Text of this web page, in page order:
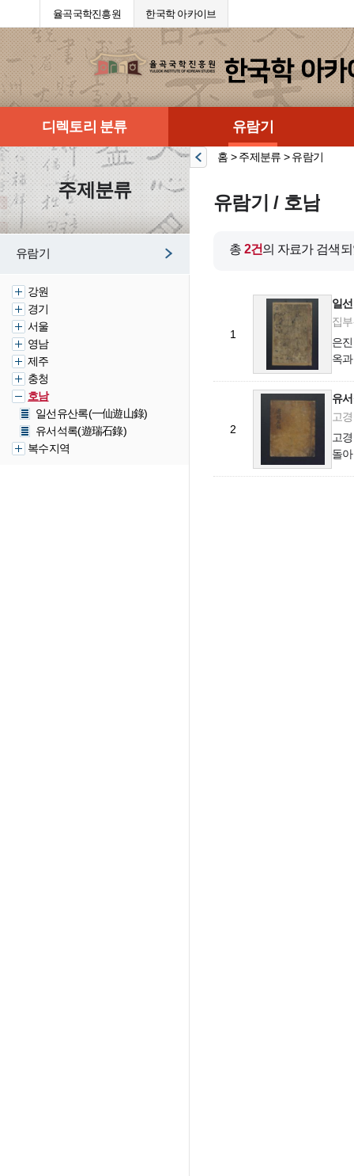
율곡국학진흥원 한국학 아카이브
디렉토리 분류 유람기
주제분류
유람기
강원
경기
서울
영남
제주
충청
호남
일선유산록(一仙遊山錄)
유서석록(遊瑞石錄)
복수지역
홈 > 주제분류 > 유람기
유람기 / 호남
총 2건의 자료가 검색
1
일
집
은
옥
2
유
고
고
돌